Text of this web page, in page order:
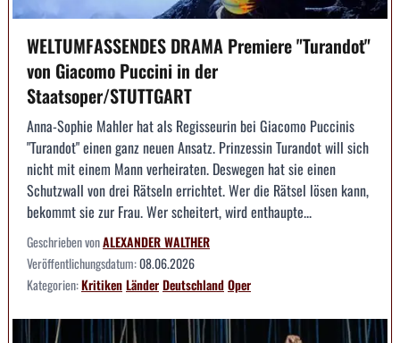
WELTUMFASSENDES DRAMA Premiere "Turandot"
von Giacomo Puccini in der
Staatsoper/STUTTGART
Anna-Sophie Mahler hat als Regisseurin bei Giacomo Puccinis
"Turandot" einen ganz neuen Ansatz. Prinzessin Turandot will sich
nicht mit einem Mann verheiraten. Deswegen hat sie einen
Schutzwall von drei Rätseln errichtet. Wer die Rätsel lösen kann,
bekommt sie zur Frau. Wer scheitert, wird enthaupte...
Geschrieben vonALEXANDER WALTHER
Veröffentlichungsdatum:08.06.2026
Kategorien:KritikenLänderDeutschlandOper